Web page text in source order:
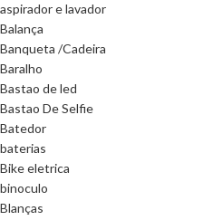
aspirador e lavador
Balança
Banqueta /Cadeira
Baralho
Bastao de led
Bastao De Selfie
Batedor
baterias
Bike eletrica
binoculo
Blanças